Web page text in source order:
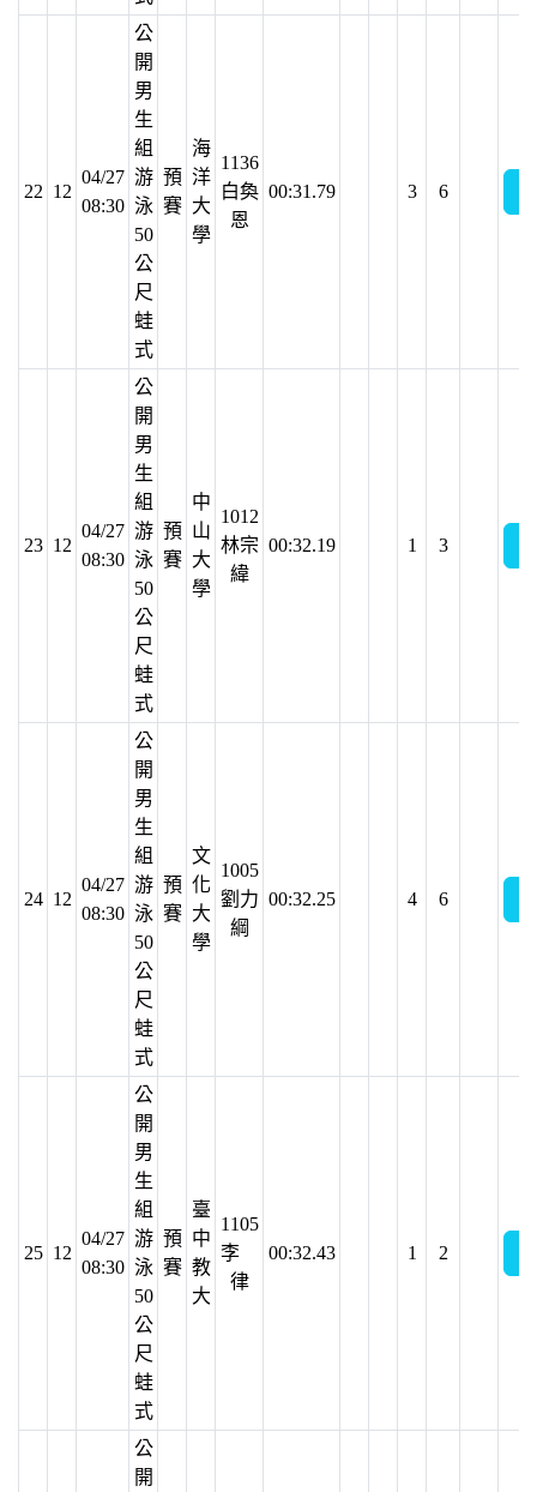
22 12
04/27
08:30
公
開
男
生
組
游
泳
50
公
尺
蛙
式
預
賽
海
洋
大
學
1136
白奐
恩
00:31.79 3 6
23 12
04/27
08:30
公
開
男
生
組
游
泳
50
公
尺
蛙
式
預
賽
中
山
大
學
1012
林宗
緯
00:32.19 1 3
24 12
04/27
08:30
公
開
男
生
組
游
泳
50
公
尺
蛙
式
預
賽
文
化
大
學
1005
劉力
綱
00:32.25 4 6
25 12
04/27
08:30
公
開
男
生
組
游
泳
50
公
尺
蛙
式
預
賽
臺
中
教
大
1105
李
律
00:32.43 1 2
公
開